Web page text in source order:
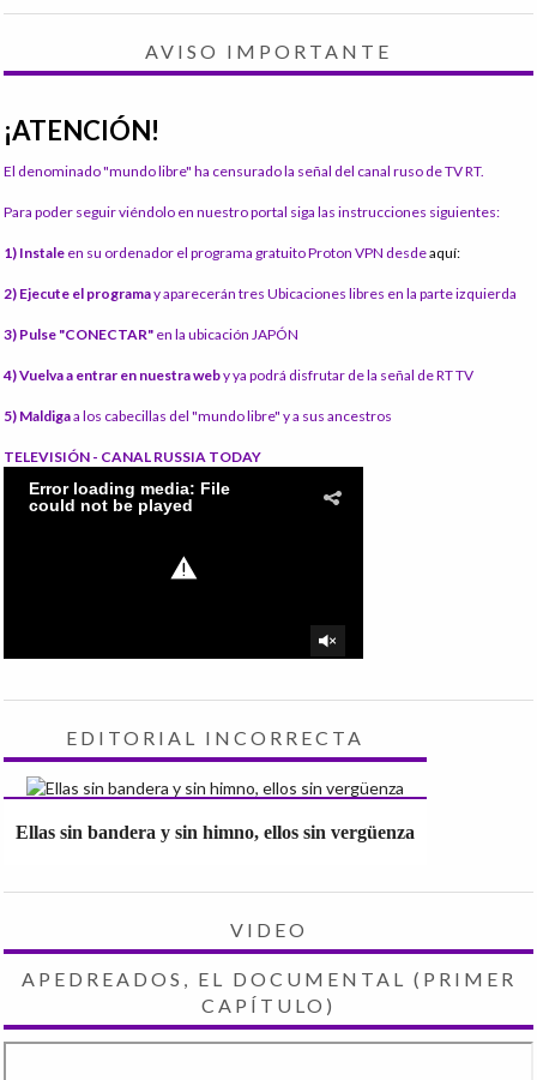
AVISO IMPORTANTE
¡ATENCIÓN!
El denominado "mundo libre" ha censurado la señal del canal ruso de TV RT.
Para poder seguir viéndolo en nuestro portal siga las instrucciones siguientes:
1) Instale en su ordenador el programa gratuito Proton VPN desdeaquí:
2) Ejecute el programay aparecerán tres Ubicaciones libres en la parte izquierda
3) Pulse "CONECTAR" en la ubicación JAPÓN
4) Vuelva a entrar en nuestra weby ya podrá disfrutar de la señal de RT TV
5) Maldigaa los cabecillas del "mundo libre" y a sus ancestros
TELEVISIÓN - CANAL RUSSIA TODAY
EDITORIAL INCORRECTA
Ellas sin bandera y sin himno, ellos sin vergüenza
VIDEO
APEDREADOS, EL DOCUMENTAL (PRIMER
CAPÍTULO)